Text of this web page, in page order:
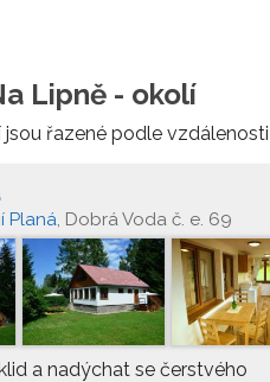
Lipně - okolí
jsou řazené podle
Planá, Dobrá Voda č. e. 69
a nadýchat se čerstvého